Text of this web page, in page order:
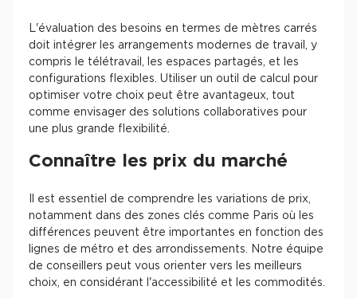
L'évaluation des besoins en termes de mètres carrés
doit intégrer les arrangements modernes de travail, y
compris le télétravail, les espaces partagés, et les
configurations flexibles. Utiliser un outil de calcul pour
optimiser votre choix peut être avantageux, tout
comme envisager des solutions collaboratives pour
une plus grande flexibilité.
Connaître les prix du marché
Il est essentiel de comprendre les variations de prix,
notamment dans des zones clés comme Paris où les
différences peuvent être importantes en fonction des
lignes de métro et des arrondissements. Notre équipe
de conseillers peut vous orienter vers les meilleurs
choix, en considérant l'accessibilité et les commodités.